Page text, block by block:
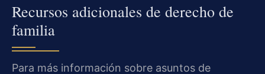
Recursos adicionales de derecho de
familia
Para más información sobre asuntos de